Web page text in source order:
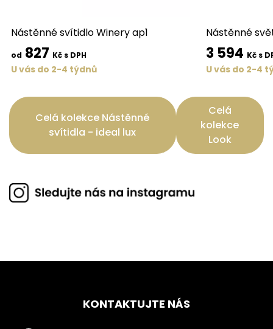
Nástěnné svítidlo Winery ap1
od 827 Kč s DPH
U vás do 2-4 týdnů
Nástěnné
3 594 Kč s
U vás do 2-4
Celá kolekce Nástěnné
svítidla - ideal lux
Celá
kolekce
Look
KONTAKTUJTE NÁS